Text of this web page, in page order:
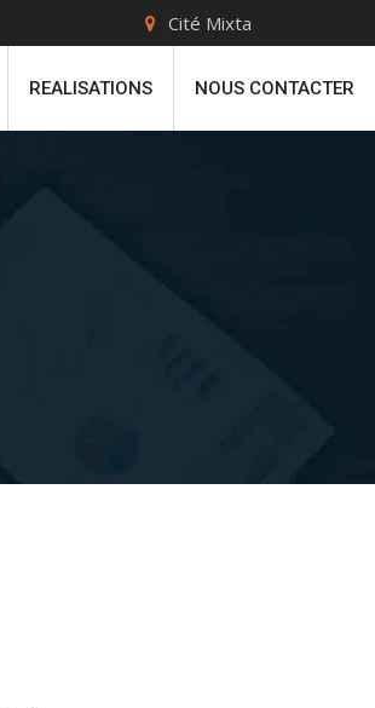
Cité Mixta
REALISATIONS NOUS CONTACTER